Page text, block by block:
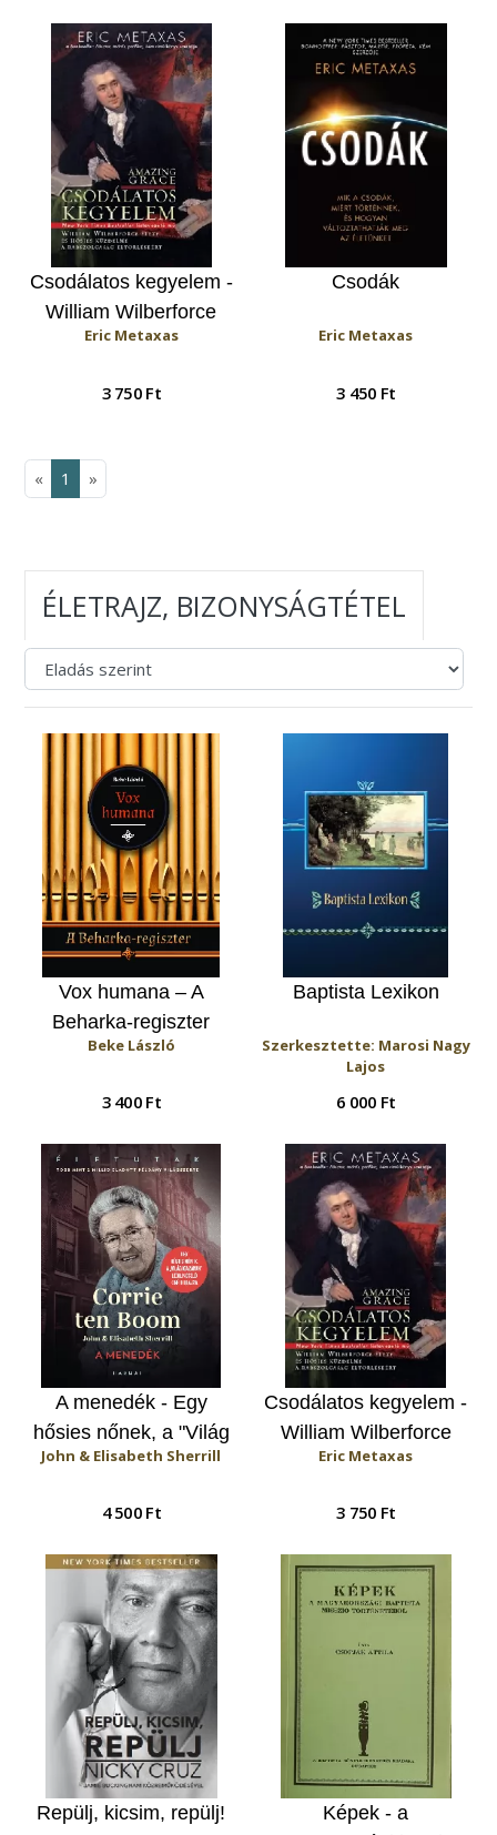
Csodálatos kegyelem -
William Wilberforce
élete és hősies
rabszolgaság
Eric Metaxas
3 750 Ft
Csodák
Eric Metaxas
3 450 Ft
« 1 »
ÉLETRAJZ, BIZONYSÁGTÉTEL
Vox humana – A
Beharka-regiszter
Beke László
3 400 Ft
Baptista Lexikon
Szerkesztette: Marosi Nagy
Lajos
6 000 Ft
A menedék - Egy
hősies nőnek, a "Világ
igazának" lebilincselő
John & Elisabeth Sherrill
4 500 Ft
Csodálatos kegyelem -
William Wilberforce
élete és hősies
rabszolgaság
eltörléséért
Eric Metaxas
3 750 Ft
Repülj, kicsim, repülj!
Képek - a